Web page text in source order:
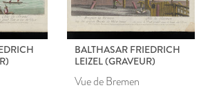
BALTHASAR FRIEDRICH
LEIZEL (GRAVEUR)
Vue de Bremen